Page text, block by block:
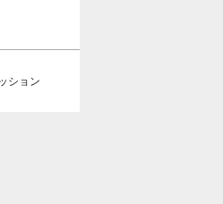
ション